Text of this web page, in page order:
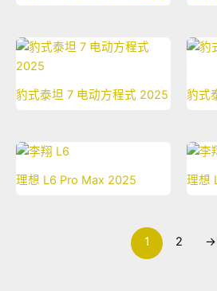
豹式泰坦 7 电动方程式 2025 豹式
理想 L6 Pro Max 2025 理想
1 2 →